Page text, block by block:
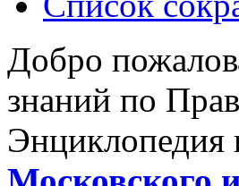
Добро
знаний по
Энциклопедия